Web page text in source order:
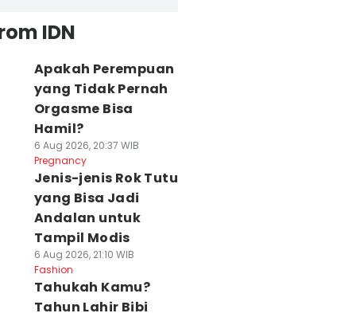
IDN
Apakah Perempuan
yang Tidak Pernah
Orgasme Bisa
Hamil?
6 Aug 2026, 20:37 WIB
Pregnancy
Jenis-jenis Rok Tutu
yang Bisa Jadi
Andalan untuk
Tampil Modis
6 Aug 2026, 21:10 WIB
Fashion
Tahukah Kamu?
Tahun Lahir Bibi